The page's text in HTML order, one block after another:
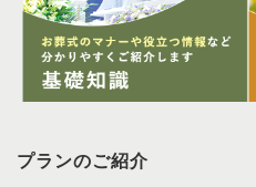
プランのご紹介